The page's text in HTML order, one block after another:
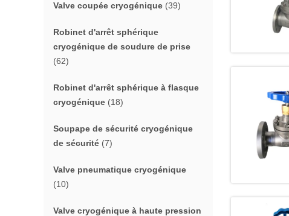
Valve coupée cryogénique (39)
Robinet d'arrêt sphérique
cryogénique de soudure de prise
(62)
Robinet d'arrêt sphérique à flasque
cryogénique (18)
Soupape de sécurité cryogénique
de sécurité (7)
Valve pneumatique cryogénique
(10)
Valve cryogénique à haute pression